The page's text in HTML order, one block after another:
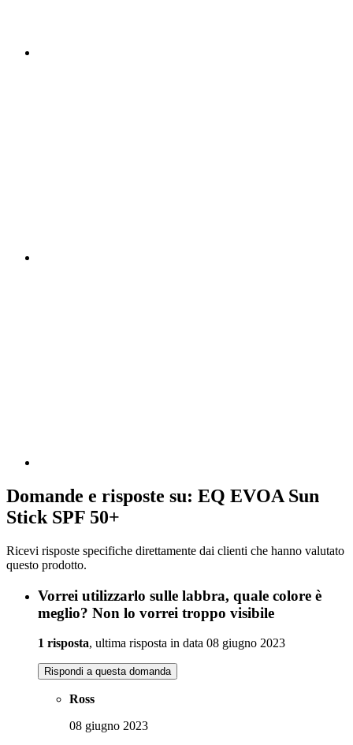
Domande e risposte su: EQ EVOA Sun
Stick SPF 50+
Ricevi risposte specifiche direttamente dai clienti che hanno valutato
questo prodotto.
Vorrei utilizzarlo sulle labbra, quale colore è
meglio? Non lo vorrei troppo visibile
1 risposta, ultima risposta in data 08 giugno 2023
Rispondi a questa domanda
Ross
08 giugno 2023